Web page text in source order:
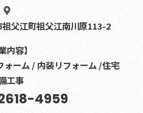
父江町祖父江南川原113-2
内容】
ーム / 内装リフォーム /住宅
工事
4959